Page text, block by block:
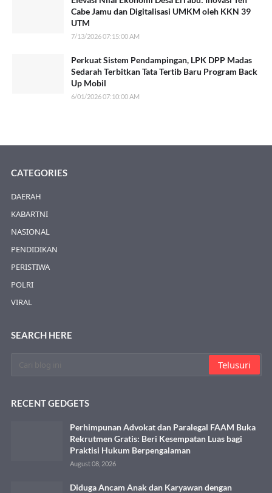
Cabe Jamu dan Digitalisasi UMKM oleh KKN 39
UTM
7/13/2026 07:15:00 AM
Perkuat Sistem Pendampingan, LPK DPP Madas
Sedarah Terbitkan Tata Tertib Baru Program Back
Up Mobil
6/01/2026 07:10:00 AM
CATEGORIES
DAERAH
KABARTNI
NASIONAL
PENDIDIKAN
PERISTIWA
POLRI
VIRAL
SEARCH HERE
RECENT GEDGETS
Perhimpunan Advokat dan Paralegal FAAM Buka
Rekrutmen Gratis: Beri Kesempatan Luas bagi
Praktisi Hukum Berpengalaman
August 08, 2026
Diduga Ancam Anak dan Karyawan dengan